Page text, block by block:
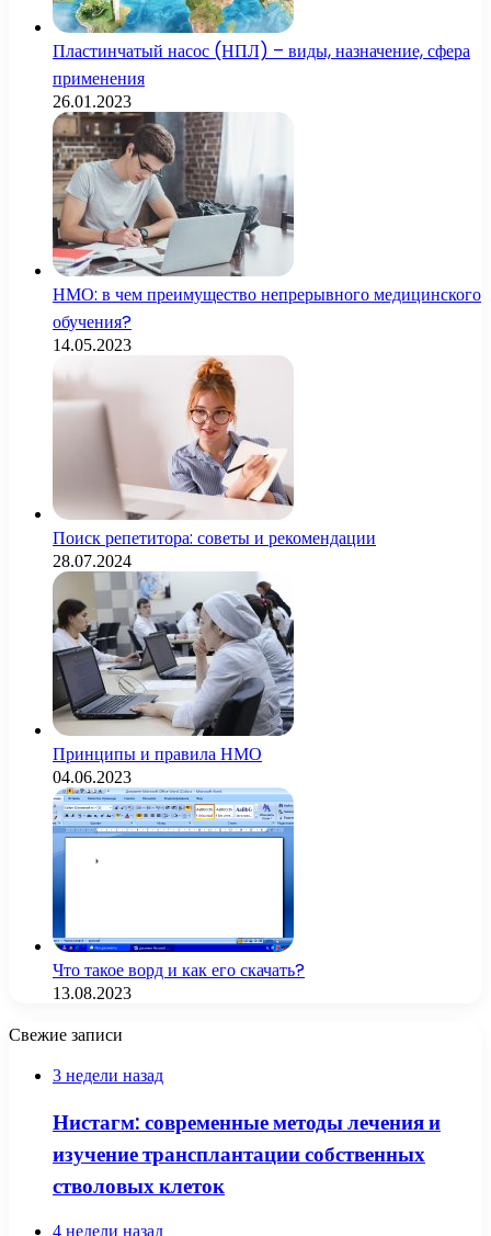
Пластинчатый насос (НПЛ) – виды, назначение, сфера
применения
26.01.2023
НМО: в чем преимущество непрерывного медицинского
обучения?
14.05.2023
Поиск репетитора: советы и рекомендации
28.07.2024
Принципы и правила НМО
04.06.2023
Что такое ворд и как его скачать?
13.08.2023
Свежие записи
3 недели назад
Нистагм: современные методы лечения и
изучение трансплантации собственных
стволовых клеток
4 недели назад